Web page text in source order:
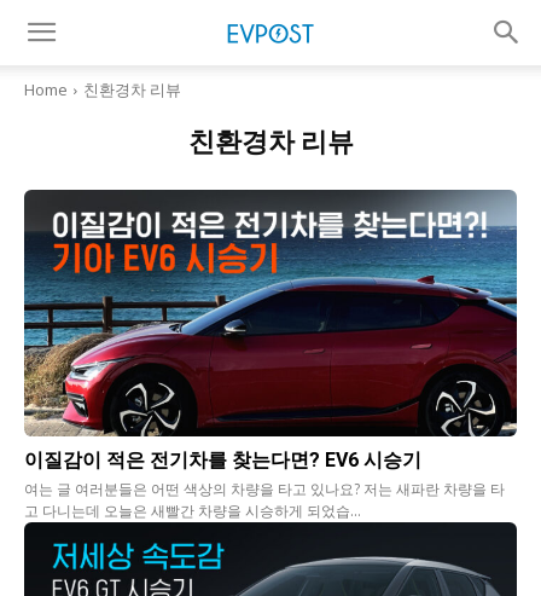
Home 친환경차 리뷰
친환경차 리뷰
이질감이 적은 전기차를 찾는다면? EV6 시승기
여는 글 여러분들은 어떤 색상의 차량을 타고 있나요? 저는 새파란 차량을 타
고 다니는데 오늘은 새빨간 차량을 시승하게 되었습...